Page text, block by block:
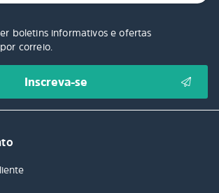
boletins informativos e ofertas
correio.